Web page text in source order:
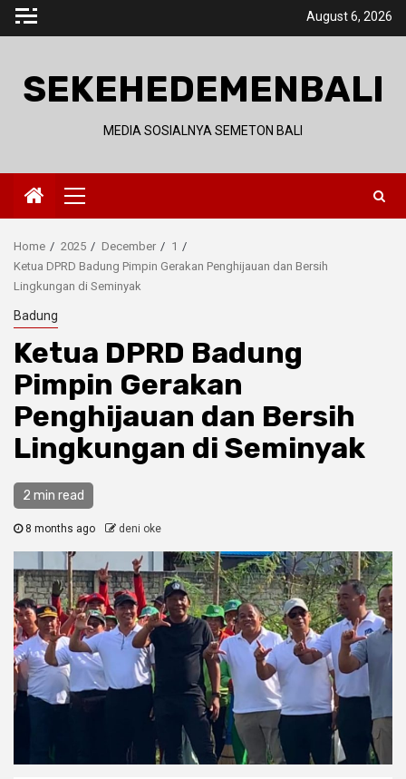
Skip
August 6, 2026
SEKEHEDEMENBALI
MEDIA SOSIALNYA SEMETON BALI
Primary
Menu
Home 2025 December
1
Ketua DPRD Badung Pimpin Gerakan Penghijauan dan Bersih
Lingkungan di Seminyak
Badung
Ketua DPRD Badung
Pimpin Gerakan
Penghijauan dan Bersih
Lingkungan di Seminyak
2 min read
8 months ago deni oke